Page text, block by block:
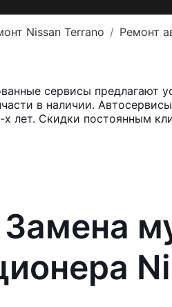
Nissan Terrano Ремонт
сервисы предлагают
в наличии.
х лет. Скидки постоянным